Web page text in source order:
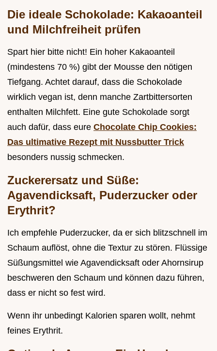
Die ideale Schokolade: Kakaoanteil
und Milchfreiheit prüfen
Spart hier bitte nicht! Ein hoher Kakaoanteil
(mindestens 70 %) gibt der Mousse den nötigen
Tiefgang. Achtet darauf, dass die Schokolade
wirklich vegan ist, denn manche Zartbittersorten
enthalten Milchfett. Eine gute Schokolade sorgt
auch dafür, dass eure Chocolate Chip Cookies:
Das ultimative Rezept mit Nussbutter Trick
besonders nussig schmecken.
Zuckerersatz und Süße:
Agavendicksaft, Puderzucker oder
Erythrit?
Ich empfehle Puderzucker, da er sich blitzschnell im
Schaum auflöst, ohne die Textur zu stören. Flüssige
Süßungsmittel wie Agavendicksaft oder Ahornsirup
beschweren den Schaum und können dazu führen,
dass er nicht so fest wird.
Wenn ihr unbedingt Kalorien sparen wollt, nehmt
feines Erythrit.